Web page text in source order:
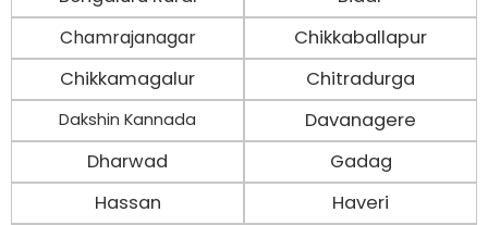
Chamrajanagar
Chikkaballapur
Chikkamagalur
Chitradurga
Dakshin Kannada
Davanagere
Dharwad
Gadag
Hassan
Haveri